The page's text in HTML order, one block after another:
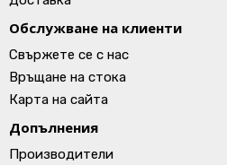
Обслужване на клиенти
Свържете се с нас
Връщане на стока
Карта на сайта
Допълнения
Производители